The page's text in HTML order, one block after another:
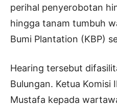
perihal penyerobotan
hingga tanam tumbuh
Bumi Plantation (KBP)
Hearing tersebut
Bulungan. Ketua Komisi
Mustafa kepada